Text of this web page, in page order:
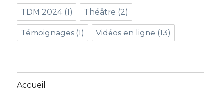
TDM 2024(1) Théâtre (2)
Témoignages (1) Vidéos en ligne (13)
Accueil